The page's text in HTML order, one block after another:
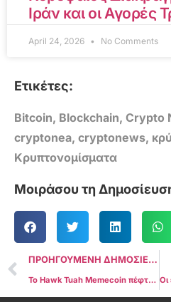
Ιράν και οι Αγορές
April 24, 2026 No Comments
Ετικέτες:
Bitcoin, Blockchain, Crypto
cryptonea, cryptonews,
Κρυπτονομίσματα
Μοιράσου τη
ΠΡΟΗΓΟΥΜΕΝΗ ΔΗΜΟΣΙΕΥΣΗ
Το Hawk Tuah Memecoin πέφτει 90% μετά την αντίδραση κατά την κυκλοφορία